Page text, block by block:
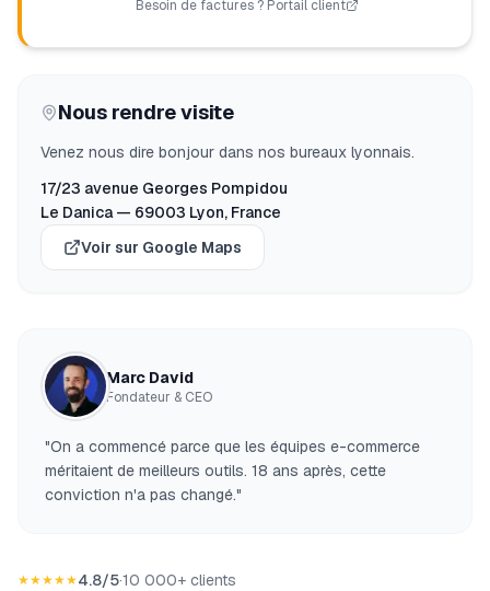
Besoin de factures ? Portail client
Nous rendre visite
Venez nous dire bonjour dans nos bureaux lyonnais.
17/23 avenue Georges Pompidou
Le Danica — 69003 Lyon, France
Voir sur Google Maps
Marc David
Fondateur & CEO
"On a commencé parce que les équipes e-commerce
méritaient de meilleurs outils. 18 ans après, cette
conviction n'a pas changé."
★★★★★4.8/5·10 000+ clients